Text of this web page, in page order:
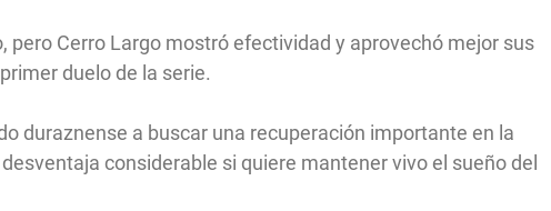
pero Cerro Largo mostró efectividad y aprovechó mejor sus
duelo de la serie.
duraznense a buscar una recuperación importante en la
considerable si quiere mantener vivo el sueño del